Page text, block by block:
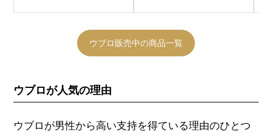
ウブロ販売中の商品一覧
ウブロが人気の理由
ウブロが男性から高い支持を得ている理由のひとつ